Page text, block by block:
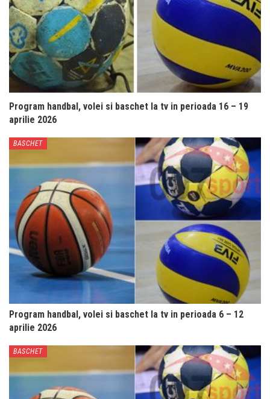
Program handbal, volei si baschet la tv in perioada 16 – 19
aprilie 2026
BASCHET
Program handbal, volei si baschet la tv in perioada 6 – 12
aprilie 2026
BASCHET